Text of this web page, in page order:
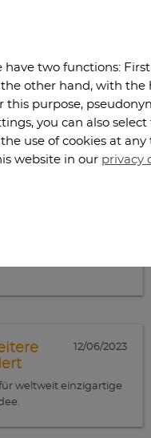
02/05/2024
Clausthal besucht das
Zentrum
12/06/2023
weltweit einzigartige
have two functions:
other hand, with the
this purpose,
you can also
use of cookies at
website in our privacy